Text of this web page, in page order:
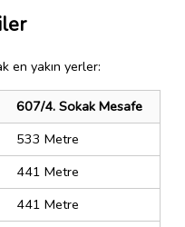
en yakın yerler:
607/4. Sokak Mesafe
533 Metre
441 Metre
441 Metre